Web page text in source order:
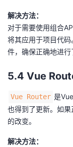
解决方法：
对于需要使用组合
将其应用于项目代
件，确保正确地进行
5.4 Vue
Vue Router 是
也得到了更新。如
的改变。
解决方法：